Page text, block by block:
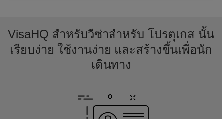
VisaHQ สำหรับวีซ่าสำหรับ โปรตุเกส นั้น
เรียบง่าย ใช้งานง่าย และสร้างขึ้นเพื่อนัก
เดินทาง